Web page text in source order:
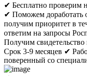
✔ Бесплатно проверим
✔ Поможем доработать
получим приоритет в
ответим на запросы
Получим
Срок 3-9 месяцев ✔
поверенный со